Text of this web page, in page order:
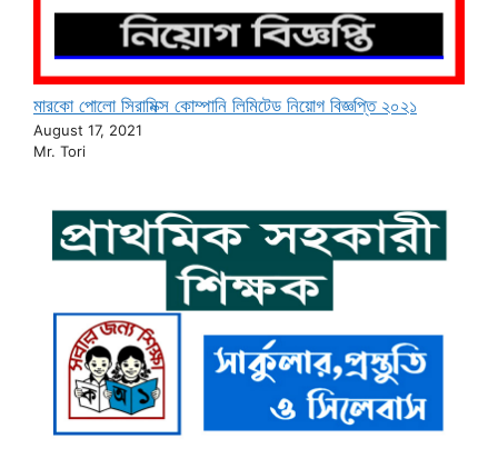
মারকো পোলো সিরামিক্স কোম্পানি লিমিটেড নিয়োগ বিজ্ঞপ্তি ২০২১
August 17, 2021
Mr. Tori